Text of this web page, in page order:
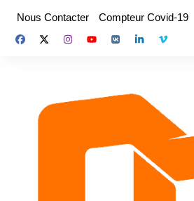
contenu
Nous Contacter Compteur Covid-19